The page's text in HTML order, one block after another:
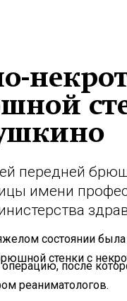
передней
имени
состоянии
стенки с
после
реаниматологов.